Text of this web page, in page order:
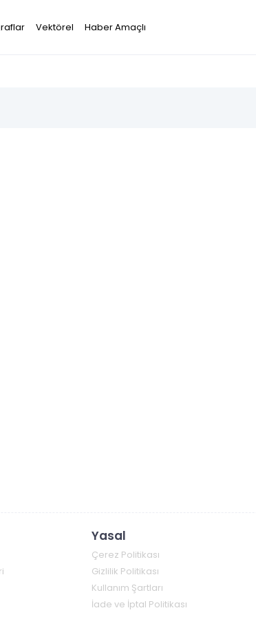
Vektörel Haber Amaçlı
Yasal
Çerez Politikası
Gizlilik Politikası
Kullanım Şartları
İade ve İptal Politikası